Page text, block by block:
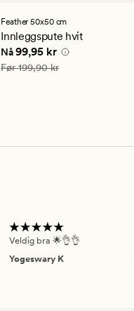
en
gjennomsnittlig
vurdering
på
4.5
Feather 50x50 cm
Innleggspute hvit
Nåværende pris
Nå99,95 kr
Vanlig pris 199,90 kr
Før199,90 kr
Veldig bra 🌟👌👌
Yogeswary K